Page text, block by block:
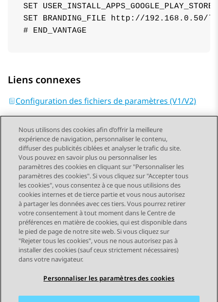
SET USER_INSTALL_APPS_GOOGLE_PLAY_STORE
SET BRANDING_FILE http://192.168.0.50/
# END_VANTAGE
Liens connexes
Configuration des fichiers de paramètres (V1/V2)
Send Feedback
Navigation par sujet
Sujet précédent Sujet suivant
STAY CONNECTED
Nous utilisons des cookies afin d’offrir la meilleure
expérience de navigation, personnaliser le contenu,
diffuser des publicités ciblées et analyser le trafic du site.
Vous pouvez en savoir plus ou personnaliser les
paramètres des cookies en cliquant sur "Personnaliser les
paramètres des cookies". Si vous cliquez sur "Accepter tous
les cookies", vous consentez à ce que nous utilisions des
cookies internes et de tierce partie et vous nous autorisez
à partager les données avec ces tiers. Vous pourrez retirer
votre consentement à tout moment dans le Centre de
préférences en matière de cookies, qui est disponible dans
le pied de page de notre site web. Si vous cliquez sur
"Rejeter tous les cookies", vous ne nous autorisez pas à
installer des cookies (sauf ceux strictement nécessaires)
dans votre navigateur.
Personnaliser les paramètres des cookies